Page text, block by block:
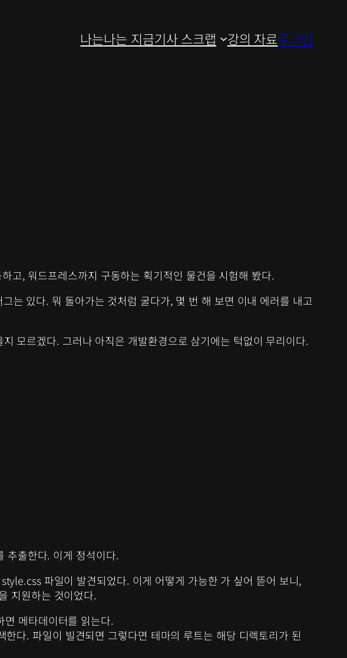
나는나는 지금기사 스크랩 강의 자료로그인
고, 워드프레스까지 구동하는 획기적인 물건을 시험해 봤다.
는 있다. 뭐 돌아가는 것처럼 굴다가, 몇 번 해 보면 이내 에러를 내고
모르겠다. 그러나 아직은 개발환경으로 삼기에는 턱없이 무리이다.
추출한다. 이게 정석이다.
파일이 발견되었다. 이게 어떻게 가능한 가 싶어 뜯어 보니,
지원하는 것이었다.
메타데이터를 읽는다.
다. 파일이 빌견되면 그렇다면 테마의 루트는 해당 디렉토리가 된